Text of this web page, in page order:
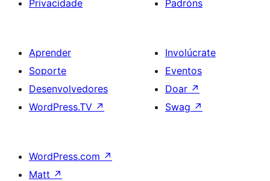
Privacidade
Padróns
Aprender
Soporte
Desenvolvedores
WordPress.TV ↗
Involúcrate
Eventos
Doar ↗
Swag ↗
WordPress.com ↗
Matt ↗